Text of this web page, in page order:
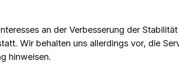
an der Verbesserung der
Wir behalten uns allerdings vor, die
hinweisen.